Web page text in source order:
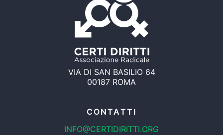
VIA DI SAN BASILIO 64
00187 ROMA
CONTATTI
INFO@CERTIDIRITTI.ORG